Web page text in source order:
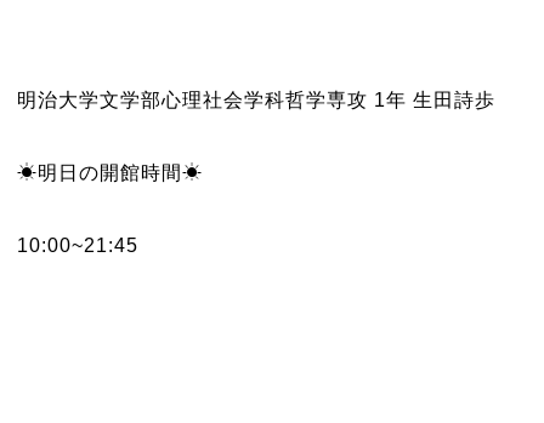
明治大学文学部心理社会学科哲学専攻 1年 生田詩歩
☀︎明日の開館時間☀︎
10:00~21:45